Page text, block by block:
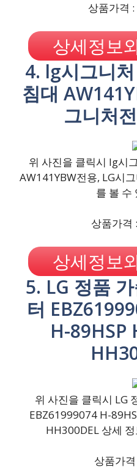
상품가격
상세정보
4. lg시그니
침대
그니처
위 사진을 클릭시 lg시
AW141YBW전용, LG시
를 볼 수
상품가격
상세정보
5. LG 정품
터
H-89HSP
위 사진을 클릭시 LG
EBZ61999074 H-
HH300DEL 상세
상품가